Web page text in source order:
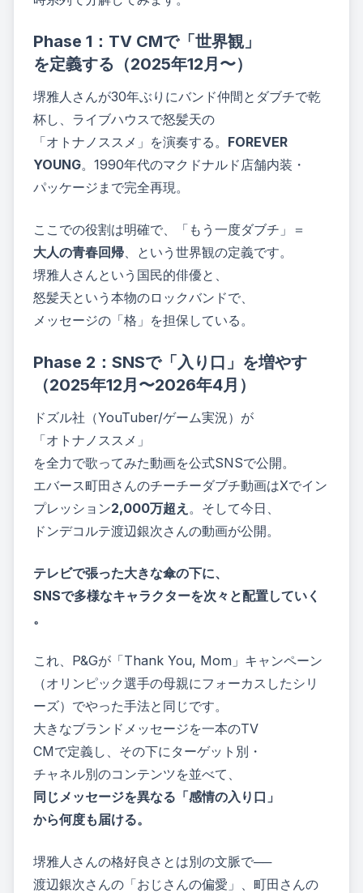
Phase 1：TV CMで「世界観」
を定義する（2025年12月〜）
堺雅人さんが30年ぶりにバンド仲間とダブチで乾
杯し、ライブハウスで怒髪天の
「オトナノススメ」を演奏する。 FOREVER
YOUNG。1990年代のマクドナルド店舗内装・
パッケージまで完全再現。
ここでの役割は明確で、「もう一度ダブチ」＝
大人の青春回帰、という世界観の定義です。
堺雅人さんという国民的俳優と、
怒髪天という本物のロックバンドで、
メッセージの「格」を担保している。
Phase 2：SNSで「入り口」を増やす
（2025年12月〜2026年4月）
ドズル社（YouTuber/ゲーム実況）が
「オトナノススメ」
を全力で歌ってみた動画を公式SNSで公開。
エバース町田さんのチーチーダブチ動画はXでイン
プレッション2,000万超え 。そして今日、
ドンデコルテ渡辺銀次さんの動画が公開。
テレビで張った大きな傘の下に、
SNSで多様なキャラクターを次々と配置していく
。
これ、P&Gが「Thank You, Mom」キャンペーン
（オリンピック選手の母親にフォーカスしたシリ
ーズ）でやった手法と同じです。
大きなブランドメッセージを一本のTV
CMで定義し、その下にターゲット別・
チャネル別のコンテンツを並べて、
同じメッセージを異なる「感情の入り口」
から何度も届ける。
堺雅人さんの格好良さとは別の文脈で──
渡辺銀次さんの「おじさんの偏愛」、町田さんの